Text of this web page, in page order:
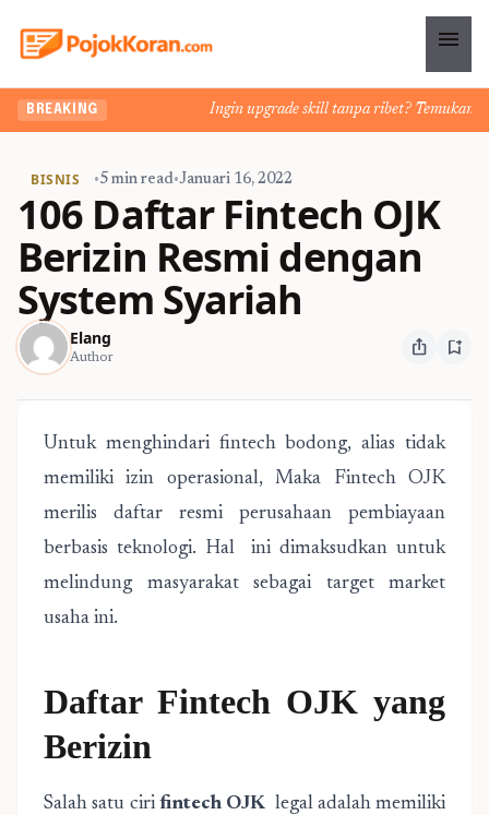
menu
BREAKING Ingin upgrade skill tanpa ribet? Temukan
BISNIS •5 min read•Januari 16, 2022
106 Daftar Fintech OJK
Berizin Resmi dengan
System Syariah
Elang
Author ios_share bookmark_add
Untuk menghindari fintech bodong, alias tidak
memiliki izin operasional, Maka Fintech OJK
merilis daftar resmi perusahaan pembiayaan
berbasis teknologi. Hal ini dimaksudkan untuk
melindung masyarakat sebagai target market
usaha ini.
Daftar Fintech OJK yang
Berizin
Salah satu ciri fintech OJK legal adalah memiliki